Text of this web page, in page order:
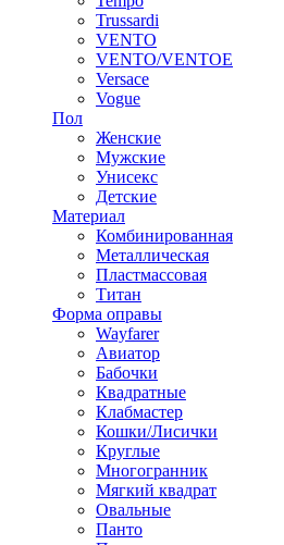
Trussardi
VENTO
VENTO/VENTOE
Versace
Vogue
Пол
Женские
Мужские
Унисекс
Детские
Материал
Комбинированная
Металлическая
Пластмассовая
Титан
Форма оправы
Wayfarer
Авиатор
Бабочки
Квадратные
Клабмастер
Кошки/Лисички
Круглые
Многогранник
Мягкий квадрат
Овальные
Панто